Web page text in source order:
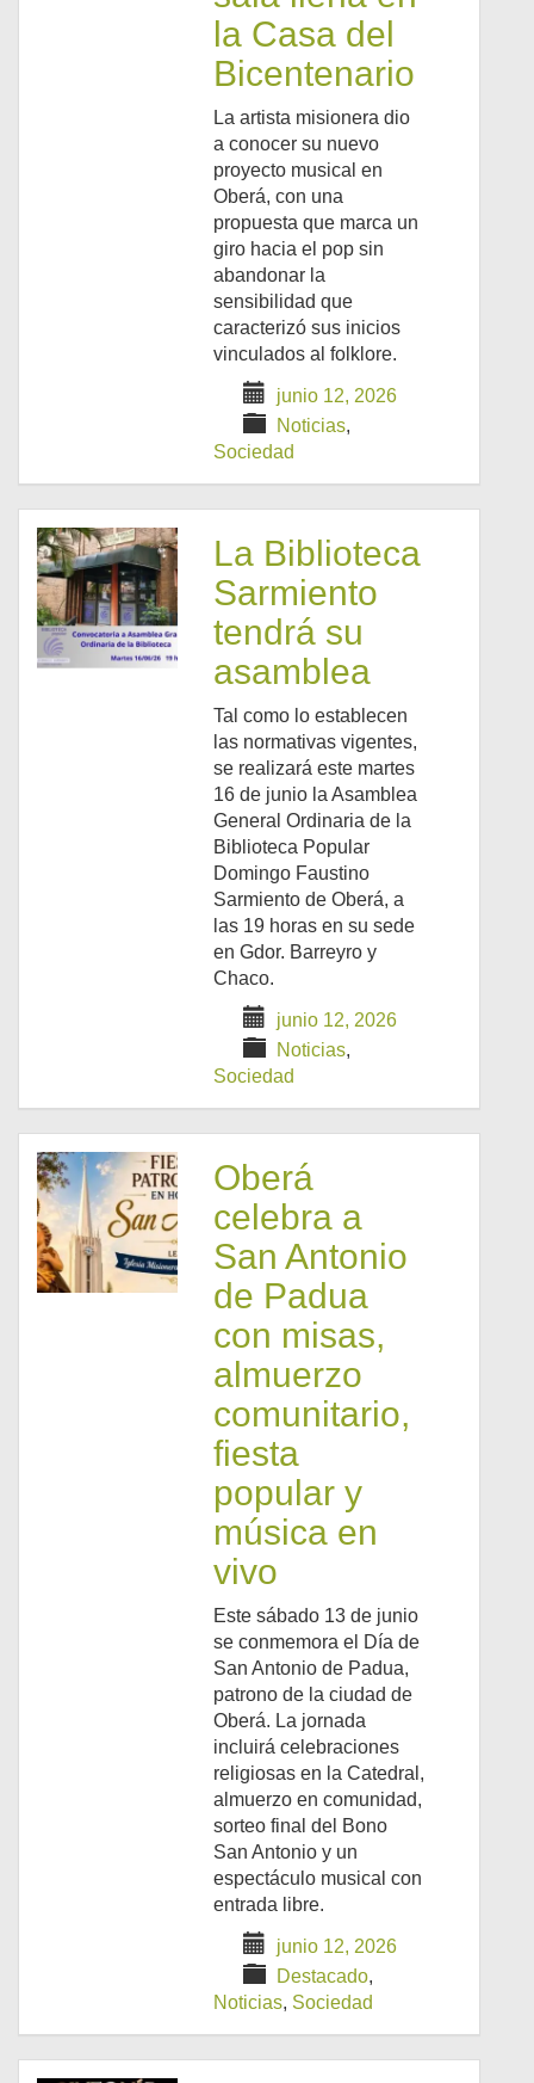
la Casa del
Bicentenario
La artista misionera dio
a conocer su nuevo
proyecto musical en
Oberá, con una
propuesta que marca un
giro hacia el pop sin
abandonar la
sensibilidad que
caracterizó sus inicios
vinculados al folklore.
junio 12, 2026
Noticias,
Sociedad
La Biblioteca
Sarmiento
tendrá su
asamblea
Tal como lo establecen
las normativas vigentes,
se realizará este martes
16 de junio la Asamblea
General Ordinaria de la
Biblioteca Popular
Domingo Faustino
Sarmiento de Oberá, a
las 19 horas en su sede
en Gdor. Barreyro y
Chaco.
junio 12, 2026
Noticias,
Sociedad
Oberá
celebra a
San Antonio
de Padua
con misas,
almuerzo
comunitario,
fiesta
popular y
música en
vivo
Este sábado 13 de junio
se conmemora el Día de
San Antonio de Padua,
patrono de la ciudad de
Oberá. La jornada
incluirá celebraciones
religiosas en la Catedral,
almuerzo en comunidad,
sorteo final del Bono
San Antonio y un
espectáculo musical con
entrada libre.
junio 12, 2026
Destacado,
Noticias, Sociedad